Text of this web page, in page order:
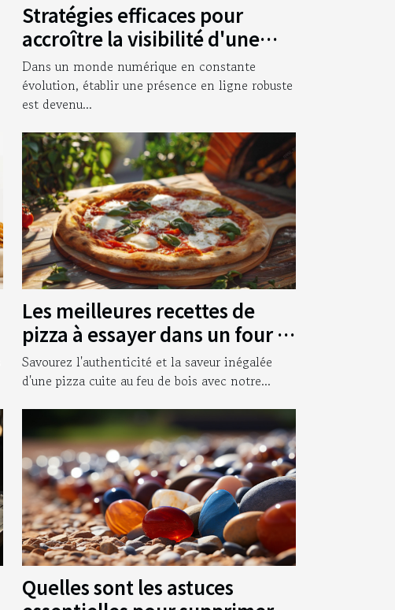
Stratégies efficaces pour
accroître la visibilité d'une
entreprise en ligne
Dans un monde numérique en constante
évolution, établir une présence en ligne robuste
est devenu...
Les meilleures recettes de
pizza à essayer dans un four à
bois
Savourez l'authenticité et la saveur inégalée
d'une pizza cuite au feu de bois avec notre...
Quelles sont les astuces